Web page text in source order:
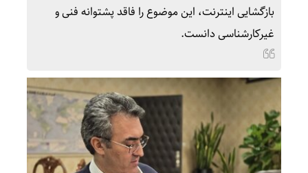
بازگشایی اینترنت، این موضوع را فاقد پشتوانه فنی و
غیرکارشناسی دانست.